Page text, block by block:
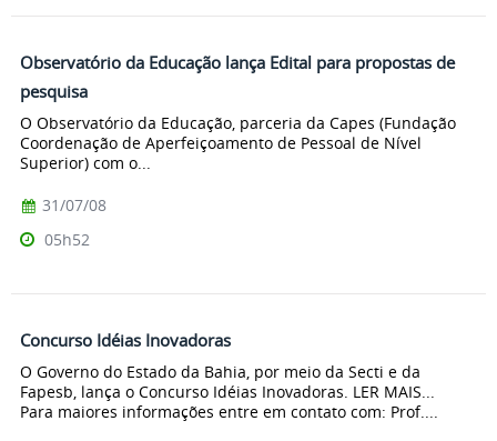
Observatório da Educação lança Edital para propostas de
pesquisa
O Observatório da Educação, parceria da Capes (Fundação
Coordenação de Aperfeiçoamento de Pessoal de Nível
Superior) com o...
31/07/08
05h52
Concurso Idéias Inovadoras
O Governo do Estado da Bahia, por meio da Secti e da
Fapesb, lança o Concurso Idéias Inovadoras. LER MAIS...
Para maiores informações entre em contato com: Prof....